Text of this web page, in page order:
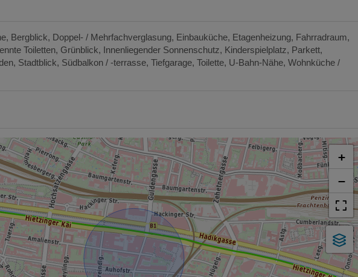
Bergblick Doppel- / Mehrfachverglasung Einbauküche Etagenheizung Fahrradraum
Toiletten Grünblick Innenliegender Sonnenschutz Kinderspielplatz Parkett
Stadtblick Südbalkon / -terrasse Tiefgarage Toilette U-Bahn-Nähe Wohnküche /
+
−